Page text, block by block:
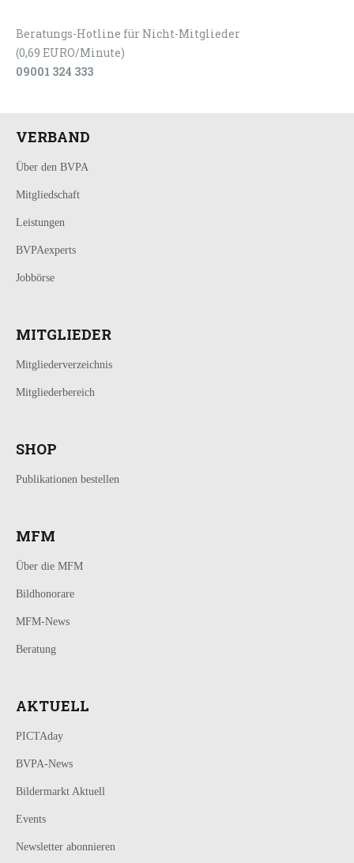
Beratungs-Hotline für Nicht-Mitglieder
(0,69 EURO/Minute)
09001 324 333
VERBAND
Über den BVPA
Mitgliedschaft
Leistungen
BVPAexperts
Jobbörse
MITGLIEDER
Mitgliederverzeichnis
Mitgliederbereich
SHOP
Publikationen bestellen
MFM
Über die MFM
Bildhonorare
MFM-News
Beratung
AKTUELL
PICTAday
BVPA-News
Bildermarkt Aktuell
Events
Newsletter abonnieren